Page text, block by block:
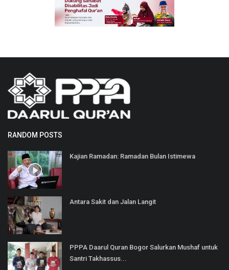
RANDOM POSTS
Kajian Ramadan: Ramadan Bulan Istimewa
Antara Sakit dan Jalan Langit
PPPA Daarul Quran Bogor Salurkan Mushaf untuk
Santri Takhassus...